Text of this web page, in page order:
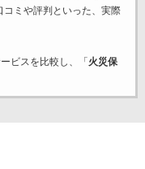
ミや評判といった、実際
ビスを比較し、「火災保